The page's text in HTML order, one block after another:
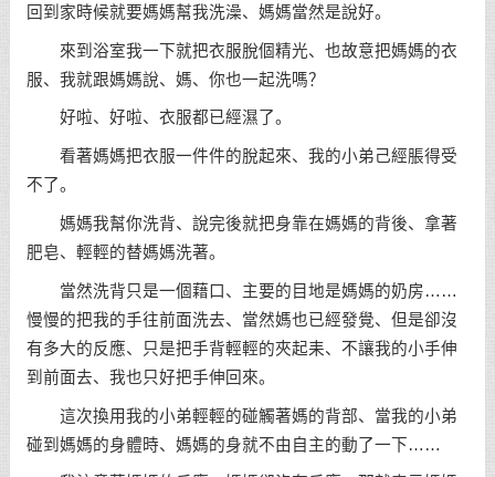
回到家時候就要媽媽幫我洗澡、媽媽當然是說好。
來到浴室我一下就把衣服脫個精光、也故意把媽媽的衣
服、我就跟媽媽說、媽、你也一起洗嗎？
好啦、好啦、衣服都已經濕了。
看著媽媽把衣服一件件的脫起來、我的小弟己經脹得受
不了。
媽媽我幫你洗背、說完後就把身靠在媽媽的背後、拿著
肥皂、輕輕的替媽媽洗著。
當然洗背只是一個藉口、主要的目地是媽媽的奶房……
慢慢的把我的手往前面洗去、當然媽也已經發覺、但是卻沒
有多大的反應、只是把手背輕輕的夾起耒、不讓我的小手伸
到前面去、我也只好把手伸回來。
這次換用我的小弟輕輕的碰觸著媽的背部、當我的小弟
碰到媽媽的身體時、媽媽的身就不由自主的動了一下……